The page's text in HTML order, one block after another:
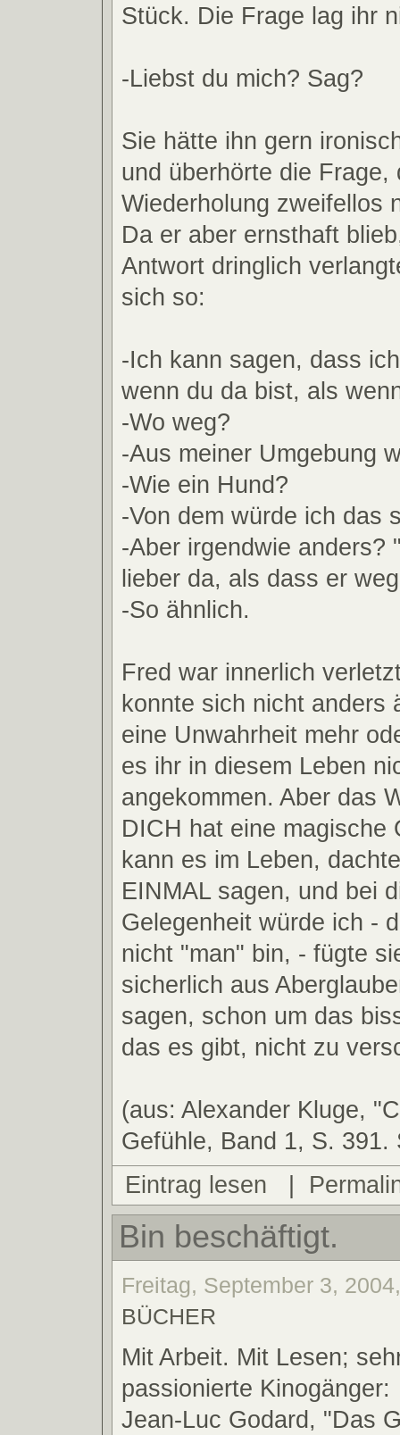
Stück. Die Frage lag ihr
-Liebst du mich? Sag?
Sie hätte ihn gern
und überhörte die Frage,
Wiederholung zweifellos
Da er aber ernsthaft
Antwort dringlich
sich so:
-Ich kann sagen, dass
wenn du da bist, als
-Wo weg?
-Aus meiner Umgebung
-Wie ein Hund?
-Von dem würde ich das
-Aber irgendwie anders?
lieber da, als dass er
-So ähnlich.
Fred war innerlich
konnte sich nicht anders
eine Unwahrheit mehr
es ihr in diesem Leben
angekommen. Aber das
DICH hat eine magische
kann es im Leben,
EINMAL sagen, und bei
Gelegenheit würde ich -
nicht "man" bin, - fügte
sicherlich aus
sagen, schon um das
das es gibt, nicht zu
(aus: Alexander Kluge,
Gefühle, Band 1, S. 391.
Eintrag lesen
|
Bin beschäftigt.
Freitag, September 3,
BÜCHER
Mit Arbeit. Mit Lesen;
passionierte Kinogänger:
Jean-Luc Godard, "Das